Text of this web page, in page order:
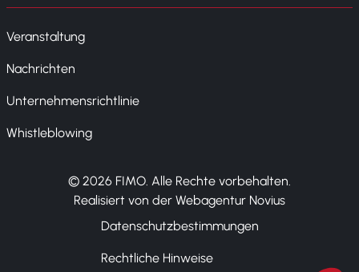
Veranstaltung
Nachrichten
Unternehmensrichtlinie
Whistleblowing
© 2026 FIMO. Alle Rechte vorbehalten.
Realisiert von der Webagentur Novius
Datenschutzbestimmungen
Rechtliche Hinweise